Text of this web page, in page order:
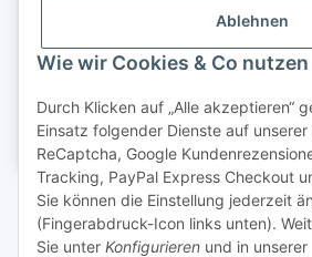
Ablehnen
Wie wir Cookies & Co nutzen
Durch Klicken auf „Alle akzeptieren“
Einsatz folgender Dienste auf unserer
ReCaptcha, Google
Tracking, PayPal Express Checkout
Sie können die Einstellung jederzeit
(Fingerabdruck-Icon links unten).
Sie unter Konfigurieren und in unserer